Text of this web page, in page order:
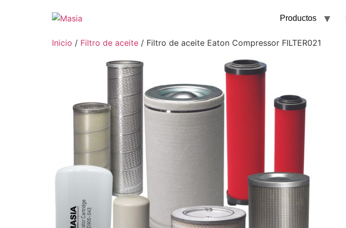
Productos
Inicio / Filtro de aceite / Filtro de aceite Eaton Compressor FILTER021